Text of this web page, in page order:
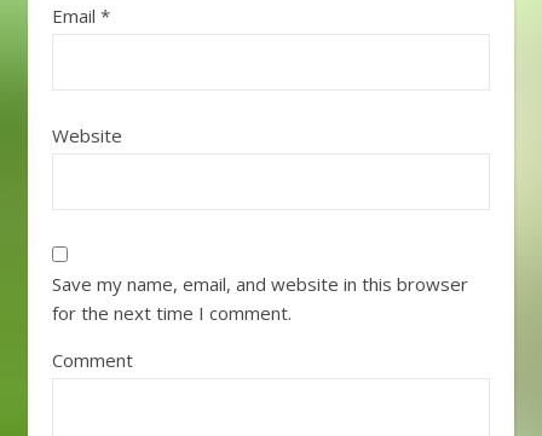
Email *
Website
Save my name, email, and website in this browser
for the next time I comment.
Comment